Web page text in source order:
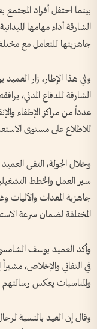
بينما احتفل أفراد
الشارقة أداء مهامها
جاهزيتها للتعامل مع
وفي هذا الإطار، زار
الشارقة للدفاع المدني،
عدداً من مراكز الإطفاء
للاطلاع على مستوى
وخلال الجولة، التقى
سير العمل والخطط
جاهزية المعدات والآليات
المختلفة لضمان سرعة
وأكد العميد يوسف الشامسي
في التفاني والإخلاص،
والمناسبات يعكس رسالتهم
وقال إن العيد بالنسبة